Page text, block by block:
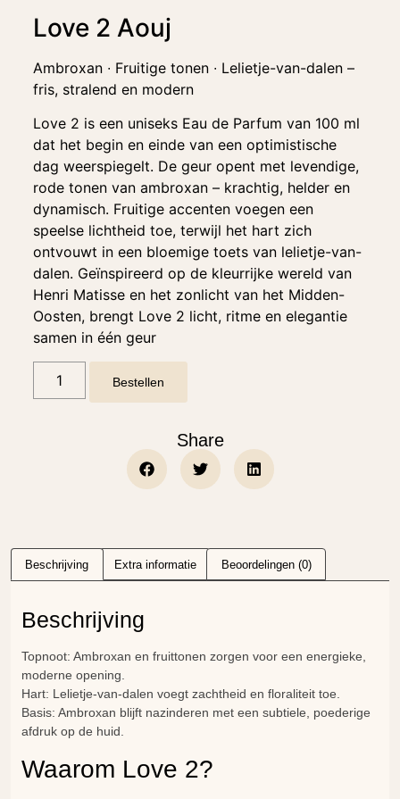
Love 2 Aouj
Ambroxan ∙ Fruitige tonen ∙ Lelietje-van-dalen –
fris, stralend en modern
Love 2 is een uniseks Eau de Parfum van 100 ml
dat het begin en einde van een optimistische
dag weerspiegelt. De geur opent met levendige,
rode tonen van ambroxan – krachtig, helder en
dynamisch. Fruitige accenten voegen een
speelse lichtheid toe, terwijl het hart zich
ontvouwt in een bloemige toets van lelietje-van-
dalen. Geïnspireerd op de kleurrijke wereld van
Henri Matisse en het zonlicht van het Midden-
Oosten, brengt Love 2 licht, ritme en elegantie
samen in één geur
Bestellen
Share
Beschrijving Extra informatie Beoordelingen (0)
Beschrijving
Topnoot: Ambroxan en fruittonen zorgen voor een energieke,
moderne opening.
Hart: Lelietje-van-dalen voegt zachtheid en floraliteit toe.
Basis: Ambroxan blijft nazinderen met een subtiele, poederige
afdruk op de huid.
Waarom Love 2?